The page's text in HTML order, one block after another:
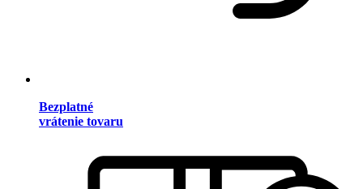
Bezplatné
vrátenie tovaru